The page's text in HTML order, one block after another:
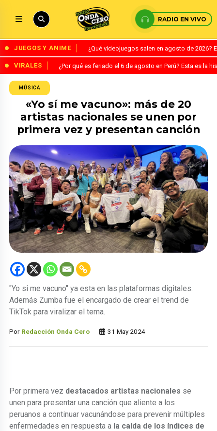
RADIO EN VIVO
JUEGOS Y ANIME ¿Qué videojuegos salen en agosto de
VIRALES ¿Por qué es feriado el 6 de agosto en Perú? Esta es la
MÚSICA
«Yo sí me vacuno»: más de 20
artistas nacionales se unen por
primera vez y presentan canción
"Yo si me vacuno" ya esta en las plataformas digitales.
Además Zumba fue el encargado de crear el trend de
TikTok para viralizar el tema.
Por Redacción Onda Cero 31 May 2024
Por primera vez destacados artistas nacionales se
unen para presentar una canción que aliente a los
peruanos a continuar vacunándose para prevenir múltiples
enfermedades en respuesta a la caída de los índices de